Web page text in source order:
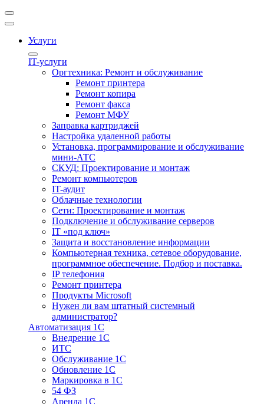
Услуги
IT-услуги
Оргтехника: Ремонт и обслуживание
Ремонт принтера
Ремонт копира
Ремонт факса
Ремонт МФУ
Заправка картриджей
Настройка удаленной работы
Установка, программирование и обслуживание
мини-АТС
СКУД: Проектирование и монтаж
Ремонт компьютеров
IT-аудит
Облачные технологии
Сети: Проектирование и монтаж
Подключение и обслуживание серверов
IT «под ключ»
Защита и восстановление информации
Компьютерная техника, сетевое оборудование,
программное обеспечение. Подбор и поставка.
IP телефония
Ремонт принтера
Продукты Microsoft
Нужен ли вам штатный системный
администратор?
Автоматизация 1С
Внедрение 1С
ИТС
Обслуживание 1С
Обновление 1С
Маркировка в 1С
54 ФЗ
Аренда 1С